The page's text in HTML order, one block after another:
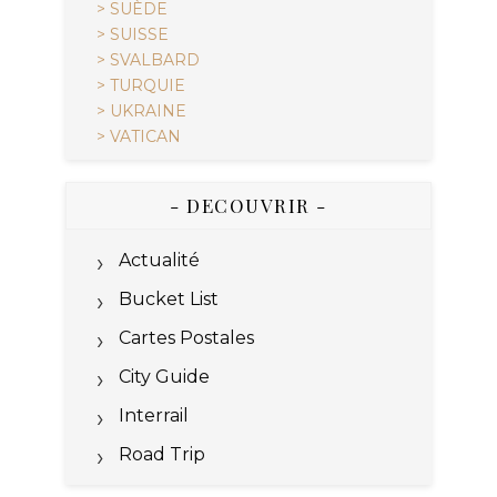
> SUÈDE
> SUISSE
> SVALBARD
> TURQUIE
> UKRAINE
> VATICAN
- DECOUVRIR -
Actualité
Bucket List
Cartes Postales
City Guide
Interrail
Road Trip